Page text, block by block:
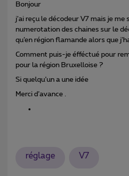
Bonjour
j’ai reçu le décodeur V7 mais je me
numerotation des chaines sur le
qu’en région flamande alors que
Comment puis-je éfféctué pour
pour la région Bruxelloise ?
Si quelqu’un a une idée
Merci d’avance .
réglage V7